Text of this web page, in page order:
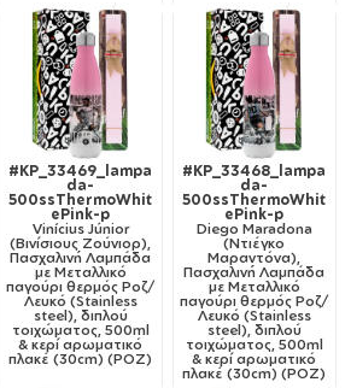
#KP_33469_lampa
da-
500ssThermoWhit
ePink-p
Vinícius Júnior
(Βινίσιους Ζούνιορ),
Πασχαλινή Λαμπάδα
με Μεταλλικό
παγούρι θερμός Ροζ/
Λευκό (Stainless
steel), διπλού
τοιχώματος, 500ml
& κερί αρωματικό
πλακέ (30cm) (ΡΟΖ)
#KP_33468_lampa
da-
500ssThermoWhit
ePink-p
Diego Maradona
(Ντιέγκο
Μαραντόνα),
Πασχαλινή Λαμπάδα
με Μεταλλικό
παγούρι θερμός Ροζ/
Λευκό (Stainless
steel), διπλού
τοιχώματος, 500ml
& κερί αρωματικό
πλακέ (30cm) (ΡΟΖ)